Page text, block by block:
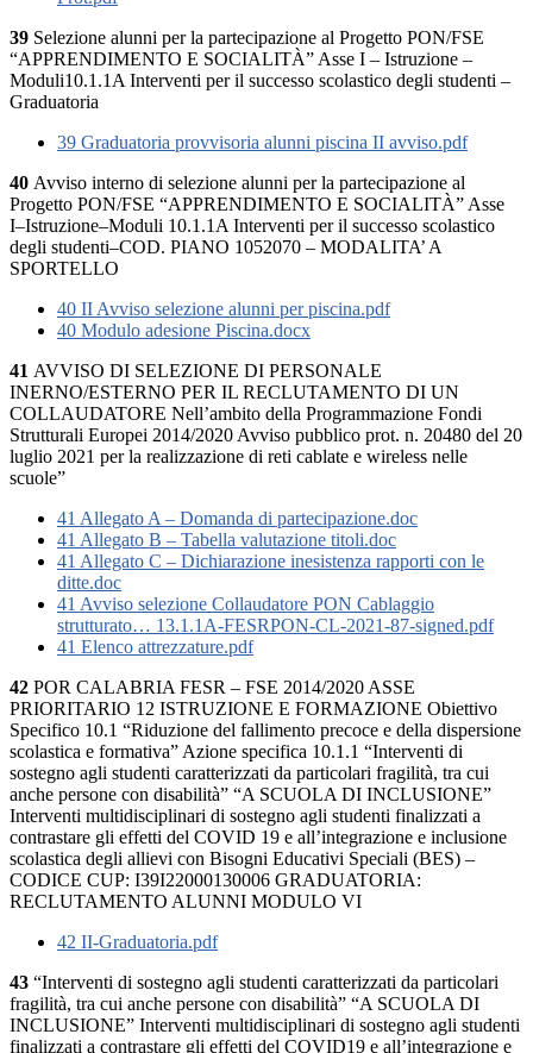
39 Selezione alunni per la partecipazione al Progetto PON/FSE
“APPRENDIMENTO E SOCIALITÀ” Asse I – Istruzione –
Moduli10.1.1A Interventi per il successo scolastico degli studenti –
Graduatoria
39 Graduatoria provvisoria alunni piscina II avviso.pdf
40 Avviso interno di selezione alunni per la partecipazione al
Progetto PON/FSE “APPRENDIMENTO E SOCIALITÀ” Asse
I–Istruzione–Moduli 10.1.1A Interventi per il successo scolastico
degli studenti–COD. PIANO 1052070 – MODALITA’ A
SPORTELLO
40 II Avviso selezione alunni per piscina.pdf
40 Modulo adesione Piscina.docx
41 AVVISO DI SELEZIONE DI PERSONALE
INERNO/ESTERNO PER IL RECLUTAMENTO DI UN
COLLAUDATORE Nell’ambito della Programmazione Fondi
Strutturali Europei 2014/2020 Avviso pubblico prot. n. 20480 del 20
luglio 2021 per la realizzazione di reti cablate e wireless nelle
scuole”
41 Allegato A – Domanda di partecipazione.doc
41 Allegato B – Tabella valutazione titoli.doc
41 Allegato C – Dichiarazione inesistenza rapporti con le
ditte.doc
41 Avviso selezione Collaudatore PON Cablaggio
strutturato… 13.1.1A-FESRPON-CL-2021-87-signed.pdf
41 Elenco attrezzature.pdf
42 POR CALABRIA FESR – FSE 2014/2020 ASSE
PRIORITARIO 12 ISTRUZIONE E FORMAZIONE Obiettivo
Specifico 10.1 “Riduzione del fallimento precoce e della dispersione
scolastica e formativa” Azione specifica 10.1.1 “Interventi di
sostegno agli studenti caratterizzati da particolari fragilità, tra cui
anche persone con disabilità” “A SCUOLA DI INCLUSIONE”
Interventi multidisciplinari di sostegno agli studenti finalizzati a
contrastare gli effetti del COVID 19 e all’integrazione e inclusione
scolastica degli allievi con Bisogni Educativi Speciali (BES) –
CODICE CUP: I39I22000130006 GRADUATORIA:
RECLUTAMENTO ALUNNI MODULO VI
42 II-Graduatoria.pdf
43 “Interventi di sostegno agli studenti caratterizzati da particolari
fragilità, tra cui anche persone con disabilità” “A SCUOLA DI
INCLUSIONE” Interventi multidisciplinari di sostegno agli studenti
finalizzati a contrastare gli effetti del COVID19 e all’integrazione e